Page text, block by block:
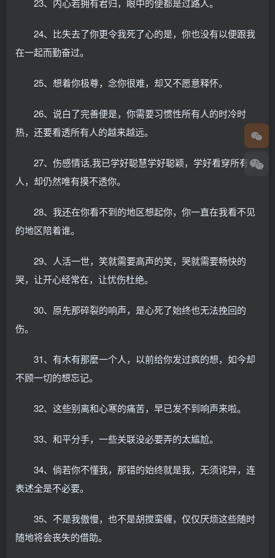
23、内心若拥有君归，眼中的便都是过路人。
24、比失去了你更令我死了心的是，你也没有以便跟我
在一起而勤奋过。
25、想着你极尊，念你很难，却又不愿意释怀。
26、说白了完善便是，你需要习惯性所有人的时冷时
热，还要看透所有人的越来越远。
27、伤感情话,我已学好聪慧学好聪颖，学好看穿所有
人，却仍然唯有摸不透你。
28、我还在你看不到的地区想起你，你一直在我看不见
的地区陪着谁。
29、人活一世，笑就需要高声的笑，哭就需要畅快的
哭，让开心经常在，让忧伤杜绝。
30、原先那碎裂的响声，是心死了始终也无法挽回的
伤。
31、有木有那麼一个人，以前给你发过疯的想，如今却
不顾一切的想忘记。
32、这些别离和心寒的痛苦，早已发不到响声来啦。
33、和平分手，一些关联没必要弄的太尴尬。
34、倘若你不懂我，那错的始终就是我，无须诧异，连
表述全是不必要。
35、不是我傲慢，也不是胡搅蛮缠，仅仅厌烦这些随时
随地将会丧失的借助。